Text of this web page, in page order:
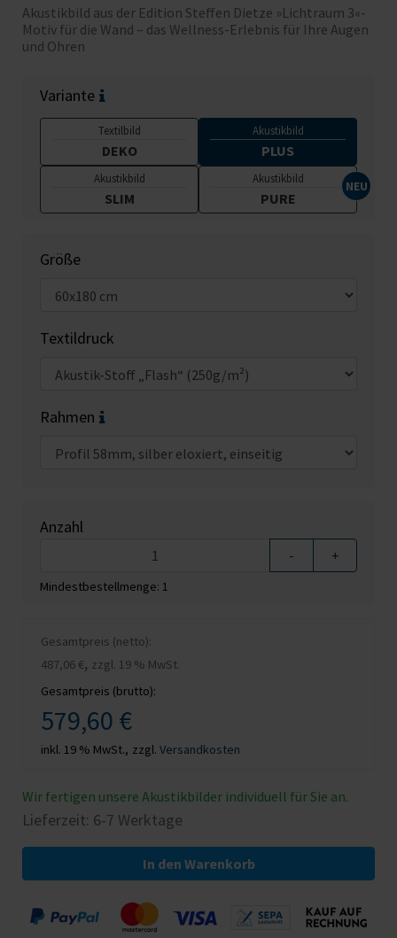
Akustikbild aus der Edition Steffen Dietze »Lichtraum 3«-
Motiv für die Wand – das Wellness-Erlebnis für Ihre Augen
und Ohren
Variante
Textilbild
DEKO
Akustikbild
PLUS
Akustikbild
SLIM
Akustikbild
PURE
Größe
Textildruck
Rahmen
Anzahl
- +
Mindestbestellmenge: 1
Gesamtpreis (netto):
487,06 €, zzgl. 19 % MwSt.
Gesamtpreis (brutto):
579,60 €
inkl. 19 % MwSt., zzgl. Versandkosten
Wir fertigen unsere Akustikbilder individuell für Sie an.
Lieferzeit: 6-7 Werktage
In den Warenkorb